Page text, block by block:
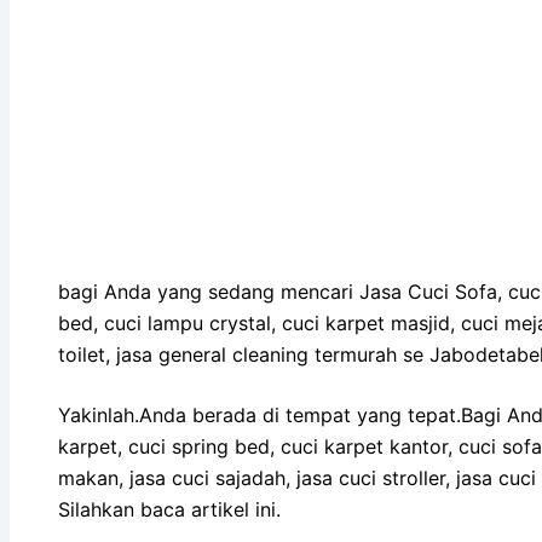
bagi Anda yang sedang mencari Jasa Cuci Sofa,
bed, cuci lampu crystal, cuci karpet masjid, cuci
toilet, jasa general cleaning termurah se
Yakinlah.Anda berada di tempat yang tepat.Bagi
karpet, cuci spring bed, cuci karpet kantor, cuci
makan, jasa cuci sajadah, jasa cuci stroller, jasa
Silahkan baca artikel ini.